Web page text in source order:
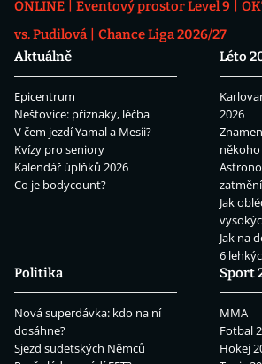
ONLINE
Eventový prostor Level 9
vs. Pudilová
Chance Liga 2026/27
Aktuálně
Epicentrum
Neštovice: příznaky, léčba
V čem jezdí Yamal a Mesii?
Kvízy pro seniory
Kalendář úplňků 2026
Co je bodycount?
Léto
2026
Jak
Jak na
6
Politika
Nová superdávka: kdo na ní
dosáhne?
Sjezd sudetských Němců
Sport
MMA
Fotbal
Hokej